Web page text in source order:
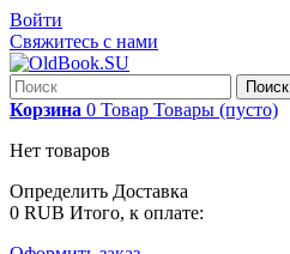
Войти
Свяжитесь с нами
Поиск
Корзина 0 Товар Товары (пусто)
Нет товаров
Определить Доставка
0 RUB Итого, к оплате: